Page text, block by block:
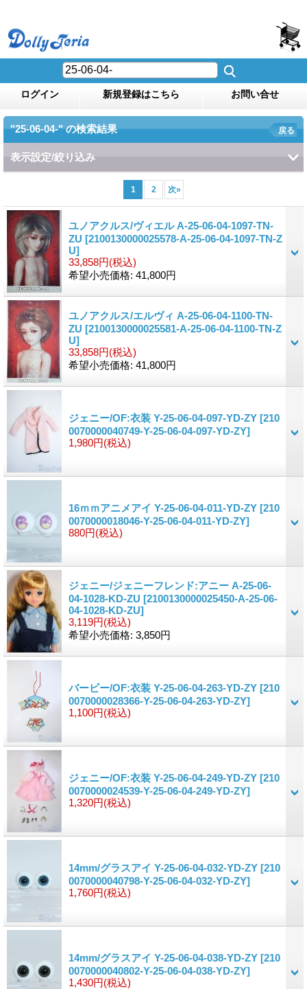
ログイン 新規登録はこちら お問い合せ
"25-06-04-"の検索結果 戻る
表示設定/絞り込み
1 2 次»
ユノアクルス/ヴィエル A-25-06-04-1097-TN-
ZU [2100130000025578-A-25-06-04-1097-TN-Z
U]
33,858円(税込)
希望小売価格: 41,800円
ユノアクルス/エルヴィ A-25-06-04-1100-TN-
ZU [2100130000025581-A-25-06-04-1100-TN-Z
U]
33,858円(税込)
希望小売価格: 41,800円
ジェニー/OF:衣装 Y-25-06-04-097-YD-ZY [210
0070000040749-Y-25-06-04-097-YD-ZY]
1,980円(税込)
16ｍｍアニメアイ Y-25-06-04-011-YD-ZY [210
0070000018046-Y-25-06-04-011-YD-ZY]
880円(税込)
ジェニー/ジェニーフレンド:アニー A-25-06-
04-1028-KD-ZU [2100130000025450-A-25-06-
04-1028-KD-ZU]
3,119円(税込)
希望小売価格: 3,850円
バービー/OF:衣装 Y-25-06-04-263-YD-ZY [210
0070000028366-Y-25-06-04-263-YD-ZY]
1,100円(税込)
ジェニー/OF:衣装 Y-25-06-04-249-YD-ZY [210
0070000024539-Y-25-06-04-249-YD-ZY]
1,320円(税込)
14mm/グラスアイ Y-25-06-04-032-YD-ZY [210
0070000040798-Y-25-06-04-032-YD-ZY]
1,760円(税込)
14mm/グラスアイ Y-25-06-04-038-YD-ZY [210
0070000040802-Y-25-06-04-038-YD-ZY]
1,430円(税込)